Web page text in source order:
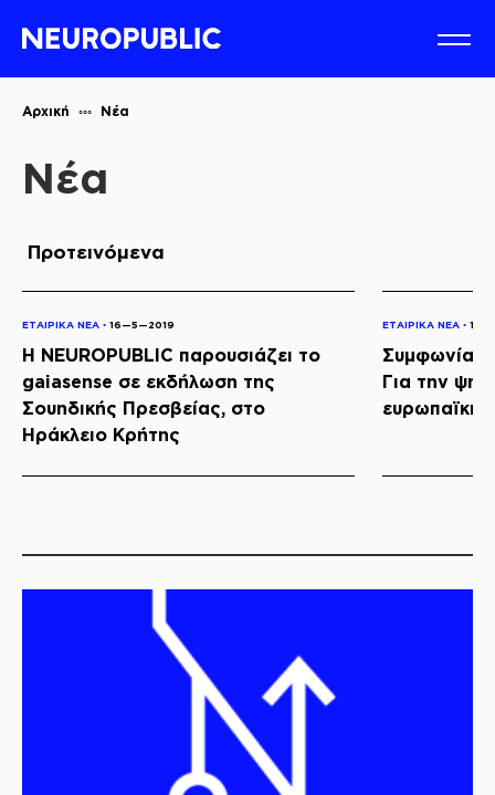
Αρχική Νέα
Νέα
Προτεινόμενα
ΕΤΑΙΡΙΚΑ ΝΕΑ ◦ 16—5—2019
Η NEUROPUBLIC παρουσιάζει το
gaiasense σε εκδήλωση της
Σουηδικής Πρεσβείας, στο
Ηράκλειο Κρήτης
ΕΤΑΙΡΙΚΑ ΝΕΑ ◦
Συμφωνία
Για την